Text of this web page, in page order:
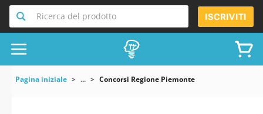
Ricerca del prodotto ISCRIVITI
Pagina iniziale ... Concorsi Regione Piemonte